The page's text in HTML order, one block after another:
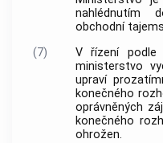
nahlédnutím
obchodní
(7)
V řízení podle
ministerstvo
upraví
konečného
oprávněných
konečného
ohrožen.